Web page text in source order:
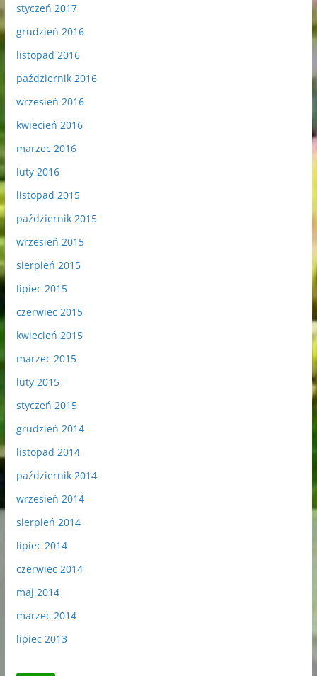
styczeń 2017
grudzień 2016
listopad 2016
październik 2016
wrzesień 2016
kwiecień 2016
marzec 2016
luty 2016
listopad 2015
październik 2015
wrzesień 2015
sierpień 2015
lipiec 2015
czerwiec 2015
kwiecień 2015
marzec 2015
luty 2015
styczeń 2015
grudzień 2014
listopad 2014
październik 2014
wrzesień 2014
sierpień 2014
lipiec 2014
czerwiec 2014
maj 2014
marzec 2014
lipiec 2013